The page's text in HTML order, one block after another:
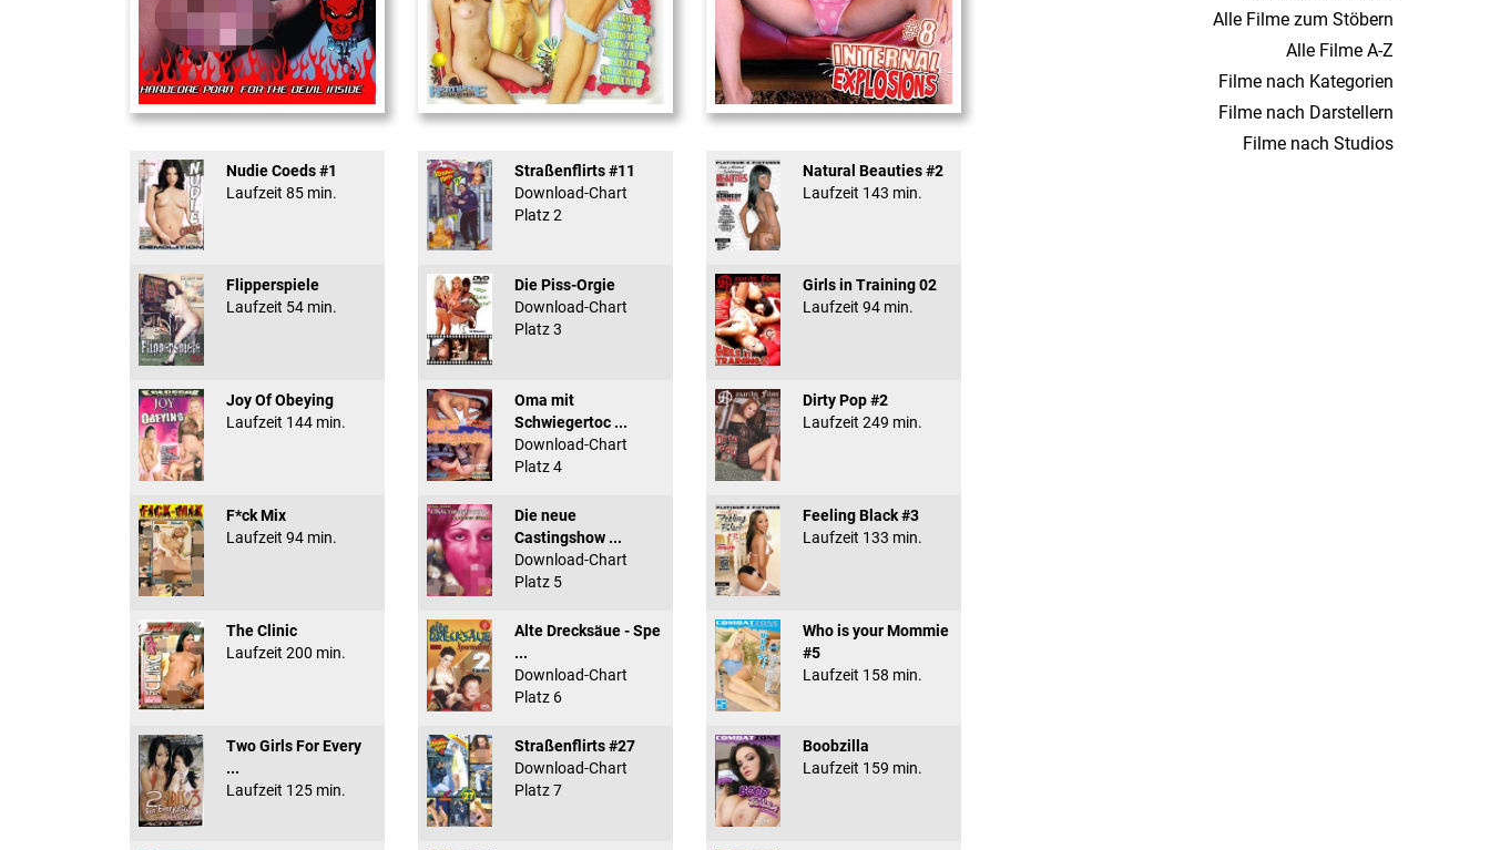
Rectal Exam
Nudie Coeds #1
Laufzeit 85 min.
Flipperspiele
Laufzeit 54 min.
Joy Of Obeying
Laufzeit 144 min.
F*ck Mix
Laufzeit 94 min.
The Clinic
Laufzeit 200 min.
Two Girls For Every
...
Laufzeit 125 min.
18 And Confused #8 - ...
Straßenflirts #11
Download-Chart
Platz 2
Die Piss-Orgie
Download-Chart
Platz 3
Oma mit
Schwiegertoc ...
Download-Chart
Platz 4
Die neue
Castingshow ...
Download-Chart
Platz 5
Alte Drecksäue - Spe
...
Download-Chart
Platz 6
Straßenflirts #27
Download-Chart
Platz 7
Internal Explosionen
Natural Beauties #2
Laufzeit 143 min.
Girls in Training 02
Laufzeit 94 min.
Dirty Pop #2
Laufzeit 249 min.
Feeling Black #3
Laufzeit 133 min.
Who is your Mommie
#5
Laufzeit 158 min.
Boobzilla
Laufzeit 159 min.
Alle Filme zum Stöbern
Alle Filme A-Z
Filme nach Kategorien
Filme nach Darstellern
Filme nach Studios